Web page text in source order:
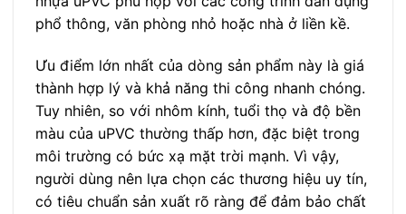
phổ thông, văn phòng nhỏ hoặc nhà ở liền kề.
Ưu điểm lớn nhất của dòng sản phẩm này là giá
thành hợp lý và khả năng thi công nhanh chóng.
Tuy nhiên, so với nhôm kính, tuổi thọ và độ bền
màu của uPVC thường thấp hơn, đặc biệt trong
môi trường có bức xạ mặt trời mạnh. Vì vậy,
người dùng nên lựa chọn các thương hiệu uy tín,
có tiêu chuẩn sản xuất rõ ràng để đảm bảo chất